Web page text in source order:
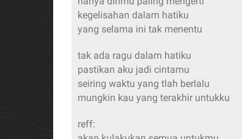
kegelisahan dalam hatiku
yang selama ini tak menentu
tak ada ragu dalam hatiku
pastikan aku jadi cintamu
seiring waktu yang tlah berlalu
mungkin kau yang terakhir untukku
reff: